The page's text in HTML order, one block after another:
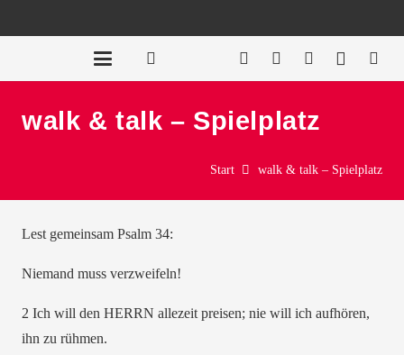
walk & talk – Spielplatz
Start walk & talk – Spielplatz
Lest gemeinsam Psalm 34:
Niemand muss verzweifeln!
2 Ich will den HERRN allezeit preisen; nie will ich aufhören,
ihn zu rühmen.